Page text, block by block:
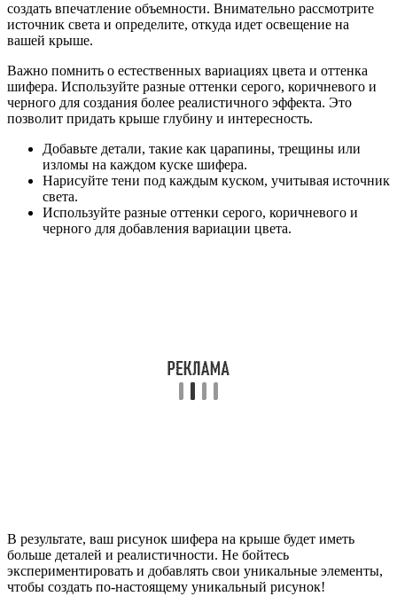
создать впечатление объемности. Внимательно рассмотрите
источник света и определите, откуда идет освещение на
вашей крыше.
Важно помнить о естественных вариациях цвета и оттенка
шифера. Используйте разные оттенки серого, коричневого и
черного для создания более реалистичного эффекта. Это
позволит придать крыше глубину и интересность.
Добавьте детали, такие как царапины, трещины или
изломы на каждом куске шифера.
Нарисуйте тени под каждым куском, учитывая источник
света.
Используйте разные оттенки серого, коричневого и
черного для добавления вариации цвета.
В результате, ваш рисунок шифера на крыше будет иметь
больше деталей и реалистичности. Не бойтесь
экспериментировать и добавлять свои уникальные элементы,
чтобы создать по-настоящему уникальный рисунок!